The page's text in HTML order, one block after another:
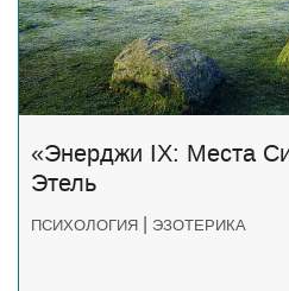
«Энерджи IX: Места
Этель
ПСИХОЛОГИЯ | ЭЗОТЕРИКА